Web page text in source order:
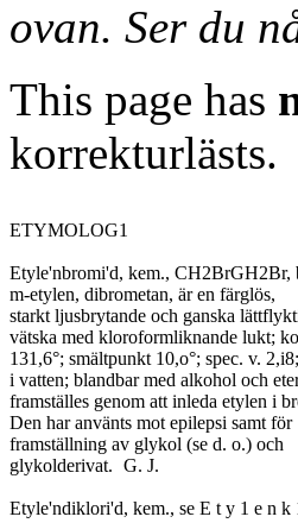
ovan. Ser du
This page has
korrekturlästs.
ETYMOLOG1
Etyle'nbromi'd, kem., CH2BrGH2Br,
m-etylen, dibrometan, är en färglös,
starkt ljusbrytande och ganska
vätska med kloroformliknande lukt;
131,6°; smältpunkt 10,o°; spec. v.
i vatten; blandbar med alkohol och
framställes genom att inleda etylen i
Den har använts mot epilepsi samt för
framställning av glykol (se d. o.) och
glykolderivat.	G. J.
Etyle'ndiklori'd, kem., se E t y 1 e n k